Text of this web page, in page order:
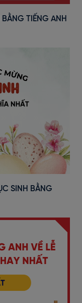
TIẾNG ANH
SINH BẰNG